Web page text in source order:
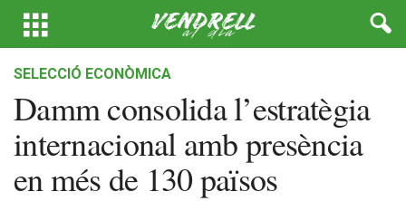
SELECCIÓ ECONÒMICA
Damm consolida l’estratègia
internacional amb presència
en més de 130 països